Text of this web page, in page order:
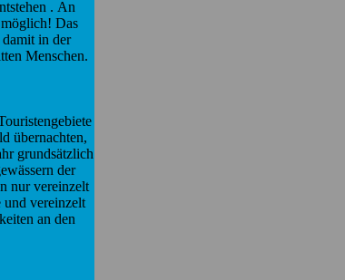
. An
Das
damit in der
Menschen.
übernachten,
grundsätzlich
der
nur vereinzelt
und vereinzelt
an den